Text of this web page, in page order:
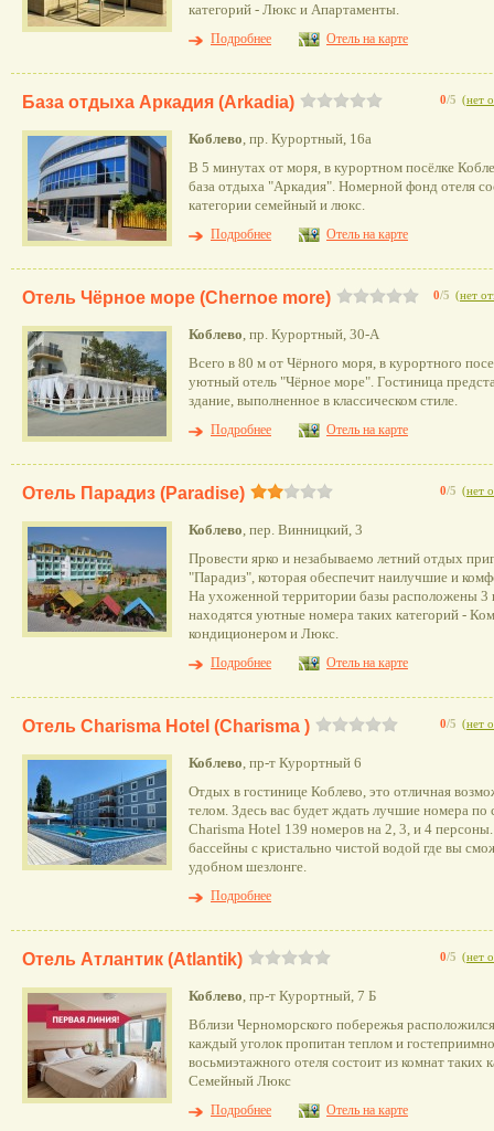
категорий - Люкс и Апартаменты.
Подробнее
Отель на карте
0/5 (нет
База отдыха Аркадия (Arkadia)
Коблево, пр. Курортный, 16а
В 5 минутах от моря, в курортном посёлке
база отдыха "Аркадия". Номерной фонд отеля
категории семейный и люкс.
Подробнее
Отель на карте
0/5 (нет
Отель Чёрное море (Chernoe more)
Коблево, пр. Курортный, 30-А
Всего в 80 м от Чёрного моря, в курортного
уютный отель "Чёрное море". Гостиница
здание, выполненное в классическом стиле.
Подробнее
Отель на карте
0/5 (нет
Отель Парадиз (Paradise)
Коблево, пер. Винницкий, 3
Провести ярко и незабываемо летний отдых
"Парадиз", которая обеспечит наилучшие и
На ухоженной территории базы расположены 3
находятся уютные номера таких категорий -
кондиционером и Люкс.
Подробнее
Отель на карте
0/5 (нет
Отель Charisma Hotel (Charisma )
Коблево, пр-т Курортный 6
Отдых в гостинице Коблево, это отличная
телом. Здесь вас будет ждать лучшие номера
Charisma Hotel 139 номеров на 2, 3, и 4 персоны.
бассейны с кристально чистой водой где вы
удобном шезлонге.
Подробнее
0/5 (нет
Отель Атлантик (Аtlantik)
Коблево, пр-т Курортный, 7 Б
Вблизи Черноморского побережья
каждый уголок пропитан теплом и
восьмиэтажного отеля состоит из комнат таких
Семейный Люкс
Подробнее
Отель на карте